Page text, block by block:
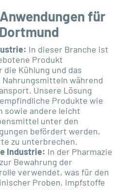
für
In dieser Branche ist
Produkt
Kühlung und das
während
Unsere Lösung
Produkte wie
sowie andere leicht
unter den
befördert werden,
zu unterbrechen.
Industrie: In der Pharmazie
Bewahrung der
verwendet, was für den
Proben, Impfstoffe